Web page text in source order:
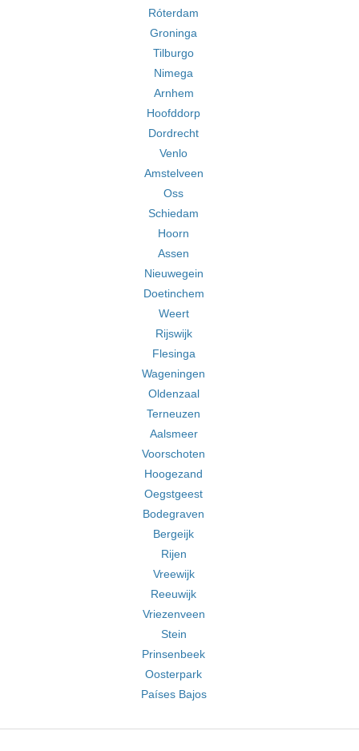
Róterdam
Groninga
Tilburgo
Nimega
Arnhem
Hoofddorp
Dordrecht
Venlo
Amstelveen
Oss
Schiedam
Hoorn
Assen
Nieuwegein
Doetinchem
Weert
Rijswijk
Flesinga
Wageningen
Oldenzaal
Terneuzen
Aalsmeer
Voorschoten
Hoogezand
Oegstgeest
Bodegraven
Bergeijk
Rijen
Vreewijk
Reeuwijk
Vriezenveen
Stein
Prinsenbeek
Oosterpark
Países Bajos